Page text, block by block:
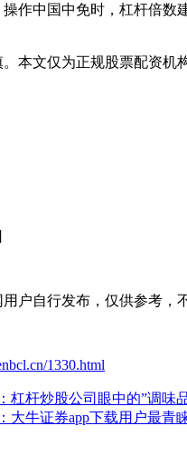
作中国中免时，杠杆倍数
本文仅为正规股票配资机
户自行发布，仅供参考，
1330.html
杠杆炒股公司眼中的”调
大牛证券app下载用户最